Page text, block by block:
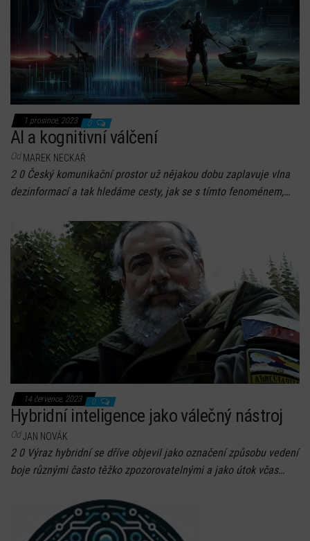
1 prosince, 2023 0
AI a kognitivní válčení
Od MAREK NECKAŘ
2 0 Český komunikační prostor už nějakou dobu zaplavuje vlna
dezinformací a tak hledáme cesty, jak se s tímto fenoménem,…
14 července, 2023 0
Hybridní inteligence jako válečný nástroj
OdJAN NOVÁK
2 0 Výraz hybridní se dříve objevil jako označení způsobu vedení
boje různými často těžko zpozorovatelnými a jako útok včas…